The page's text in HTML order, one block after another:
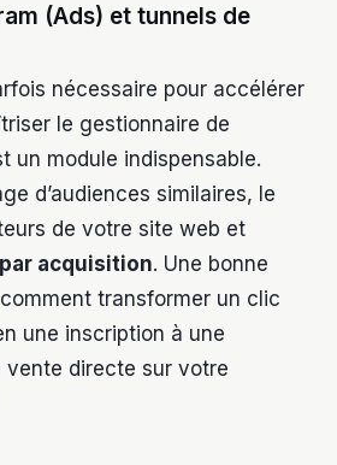
(Ads) et tunnels de
nécessaire pour accélérer
le gestionnaire de
un module indispensable.
d’audiences similaires, le
de votre site web et
acquisition. Une bonne
transformer un clic
une inscription à une
vente directe sur votre